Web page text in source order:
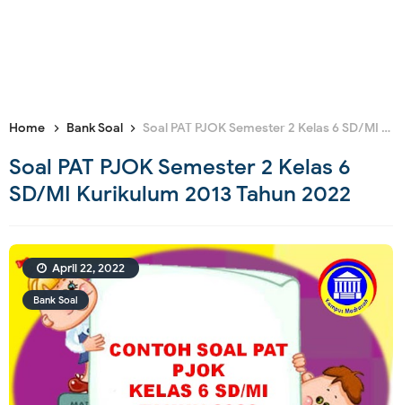
Home Bank Soal Soal PAT PJOK Semester 2 Kelas 6 SD/MI Kurikulum 2013 Tahun 2022
Soal PAT PJOK Semester 2 Kelas 6
SD/MI Kurikulum 2013 Tahun 2022
Bank Soal
April 22, 2022